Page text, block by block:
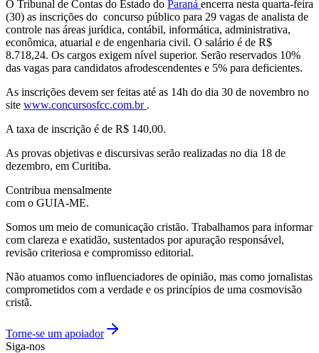
O Tribunal de Contas do Estado do Paraná encerra nesta quarta-feira
(30) as inscrições do concurso público para 29 vagas de analista de
controle nas áreas jurídica, contábil, informática, administrativa,
econômica, atuarial e de engenharia civil. O salário é de R$
8.718,24. Os cargos exigem nível superior. Serão reservados 10%
das vagas para candidatos afrodescendentes e 5% para deficientes.
As inscrições devem ser feitas até as 14h do dia 30 de novembro no
site www.concursosfcc.com.br .
A taxa de inscrição é de R$ 140,00.
As provas objetivas e discursivas serão realizadas no dia 18 de
dezembro, em Curitiba.
Contribua mensalmente
com o GUIA-ME.
Somos um meio de comunicação cristão. Trabalhamos para informar
com clareza e exatidão, sustentados por apuração responsável,
revisão criteriosa e compromisso editorial.
Não atuamos como influenciadores de opinião, mas como jornalistas
comprometidos com a verdade e os princípios de uma cosmovisão
cristã.
Torne-se um apoiador
Siga-nos